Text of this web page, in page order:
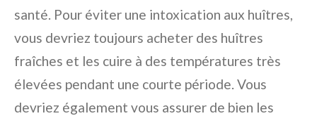
santé. Pour éviter une intoxication aux huîtres,
vous devriez toujours acheter des huîtres
fraîches et les cuire à des températures très
élevées pendant une courte période. Vous
devriez également vous assurer de bien les